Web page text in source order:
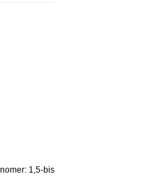
1,5-bis